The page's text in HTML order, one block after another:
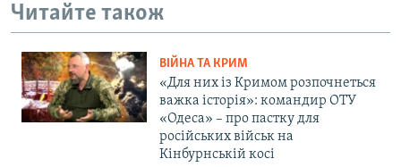
Читайте також
ВІЙНА ТА КРИМ
«Для них із Кримом розпочнеться
важка історія»: командир ОТУ
«Одеса» – про пастку для
російських військ на
Кінбурнській косі